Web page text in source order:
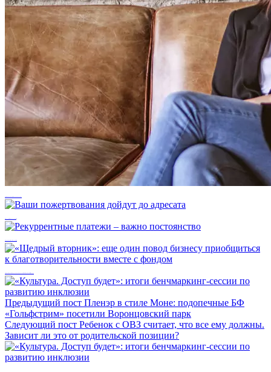
Предыдущий пост Пленэр в стиле Моне: подопечные БФ
«Гольфстрим» посетили Воронцовский парк
Следующий пост Ребенок с ОВЗ считает, что все ему должны.
Зависит ли это от родительской позиции?